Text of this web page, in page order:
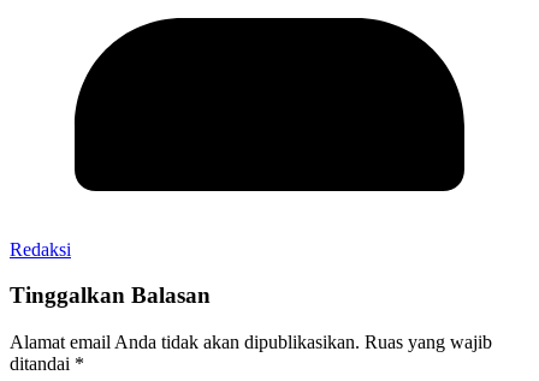
Redaksi
Tinggalkan Balasan
Alamat email Anda tidak akan dipublikasikan. Ruas yang wajib
ditandai *